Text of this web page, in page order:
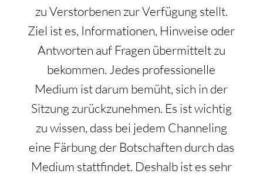
zu Verstorbenen zur Verfügung stellt.
Ziel ist es, Informationen, Hinweise oder
Antworten auf Fragen übermittelt zu
bekommen. Jedes professionelle
Medium ist darum bemüht, sich in der
Sitzung zurückzunehmen. Es ist wichtig
zu wissen, dass bei jedem Channeling
eine Färbung der Botschaften durch das
Medium stattfindet. Deshalb ist es sehr